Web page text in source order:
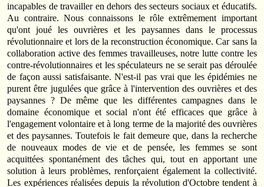
incapables de travailler en dehors des secteurs sociaux et éducatifs.
Au contraire. Nous connaissons le rôle extrêmement important
qu'ont joué les ouvrières et les paysannes dans le processus
révolutionnaire et lors de la reconstruction économique. Car sans la
collaboration active des femmes travailleuses, notre lutte contre les
contre-révolutionnaires et les spéculateurs ne se serait pas déroulée
de façon aussi satisfaisante. N'est-il pas vrai que les épidémies ne
purent être jugulées que grâce à l'intervention des ouvrières et des
paysannes ? De même que les différentes campagnes dans le
domaine économique et social n'ont été efficaces que grâce à
l'engagement volontaire et à long terme de la majorité des ouvrières
et des paysannes. Toutefois le fait demeure que, dans la recherche
de nouveaux modes de vie et de pensée, les femmes se sont
acquittées spontanément des tâches qui, tout en apportant une
solution à leurs problèmes, renforçaient également la collectivité.
Les expériences réalisées depuis la révolution d'Octobre tendent à